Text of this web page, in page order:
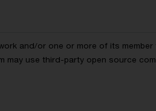
and/or one or more of its
may use third-party open source